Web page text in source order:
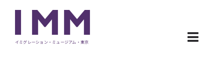
content
イミグレーション・ミュージアム・東京